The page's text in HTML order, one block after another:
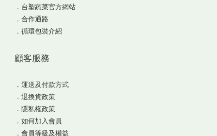
． 台塑蔬菜官方網站
． 合作通路
． 循環包裝介紹
顧客服務
． 運送及付款方式
． 退換貨政策
． 隱私權政策
． 如何加入會員
． 會員等級及權益